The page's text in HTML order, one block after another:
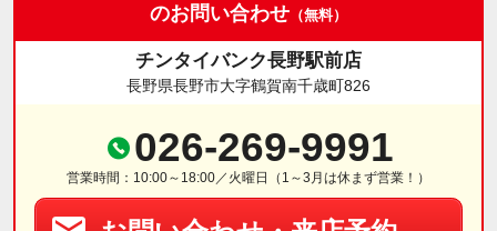
のお問い合わせ （無料）
チンタイバンク長野駅前店
長野県長野市大字鶴賀南千歳町826
026-269-9991
営業時間：10:00～18:00／火曜日（1～3月は休まず営業！）